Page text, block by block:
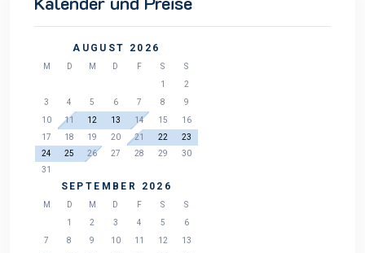
AUGUST 2026
M D M D F S
S
1
2
3
4 5 6 7 8
9
10
11 12 13 14 15
16
17
18 19 20 21 22
23
24
25 26 27 28 29
30
31
SEPTEMBER 2026
M D M D F S
S
1
2 3 4 5
6
7
8 9 10 11 12
13